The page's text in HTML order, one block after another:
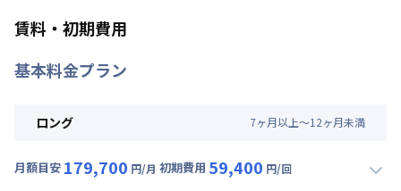
賃料・初期費用
基本料金プラン
ロング 7ヶ月以上～12ヶ月未満
月額目安 179,700 円/月 初期費用 59,400 円/回